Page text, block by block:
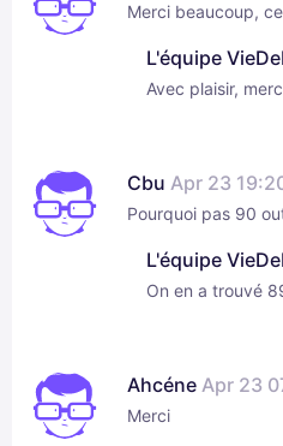
Merci beaucoup,
L'équipe
Avec plaisir,
Cbu Apr 23
Pourquoi pas 90
L'équipe
On en a trouvé
Ahcéne Apr 23
Merci